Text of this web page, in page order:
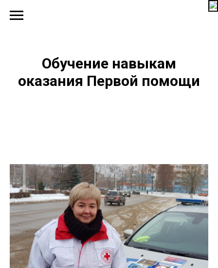
Обучение навыкам
оказания Первой помощи